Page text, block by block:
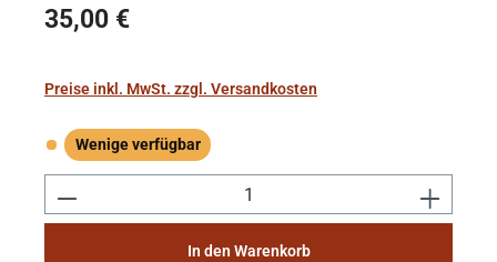
Regulärer Preis:
35,00 €
Preise inkl. MwSt. zzgl. Versandkosten
Wenige verfügbar
Wenige verfügbar
Produkt Anzahl: Gib den gewünschten
In den Warenkorb